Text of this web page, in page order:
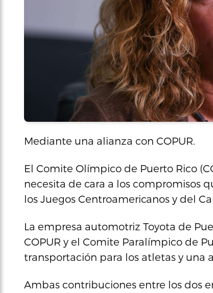
Mediante una alianza con COPUR.
El Comite Olímpico de Puerto Rico
necesita de cara a los compromisos
los Juegos Centroamericanos y del
La empresa automotriz Toyota de
COPUR y el Comite Paralímpico de
transportación para los atletas y una
Ambas contribuciones entre los dos